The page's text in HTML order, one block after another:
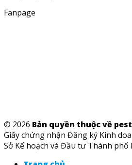
Fanpage
© 2026 Bản quyền thuộc về
Giấy chứng nhận Đăng ký Kinh
Sở Kế hoạch và Đầu tư Thành phố